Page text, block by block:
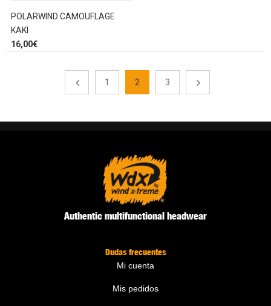
POLARWIND CAMOUFLAGE
KAKI
16,00€
1 2 3
Authentic multifunctional headwear
Dudas frecuentes
Mi cuenta
Mis pedidos